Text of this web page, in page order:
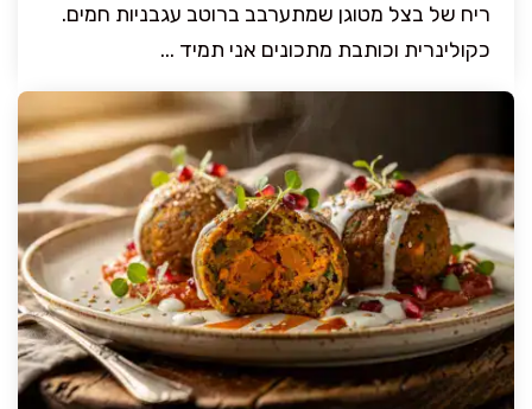
ריח של בצל מטוגן שמתערבב ברוטב עגבניות חמים.
כקולינרית וכותבת מתכונים אני תמיד ...